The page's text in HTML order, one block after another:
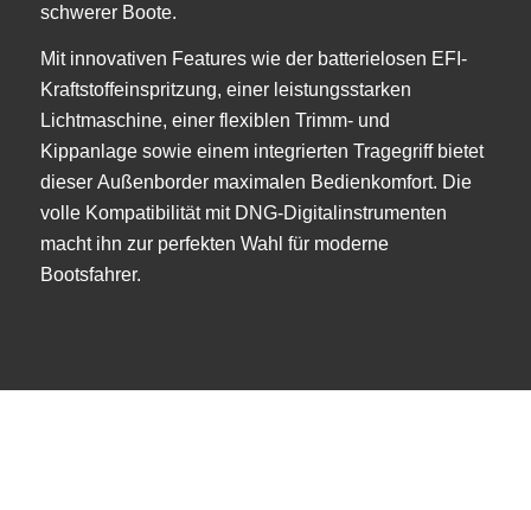
schwerer Boote.
Mit innovativen Features wie der batterielosen EFI-
Kraftstoffeinspritzung, einer leistungsstarken
Lichtmaschine, einer flexiblen Trimm- und
Kippanlage sowie einem integrierten Tragegriff bietet
dieser Außenborder maximalen Bedienkomfort. Die
volle Kompatibilität mit DNG-Digitalinstrumenten
macht ihn zur perfekten Wahl für moderne
Bootsfahrer.